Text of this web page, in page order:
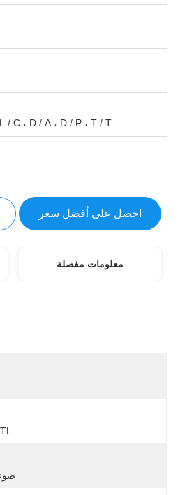
L / C ، D / A ، D / P ، T / T ، ويسترن يونيون ، موني جرام
احصل على أفضل سعر
معلومات مفصلة